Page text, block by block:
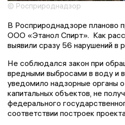
© Росприроднадзор
В Росприроднадзоре планово
ООО «Этанол Спирт». Как
выявили сразу 56 нарушений в
Не соблюдался закон при
вредными выбросами в воду и
уведомило надзорные органы
капитальных объектов, не
федерального
соответствии построек